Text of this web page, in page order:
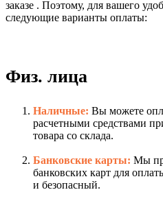
заказе . Поэтому, для вашего
следующие варианты оплаты:
Физ. лица
Наличные: Вы можете
расчетными средствами
товара со склада.
Банковские карты: Мы
банковских карт для
и безопасный.